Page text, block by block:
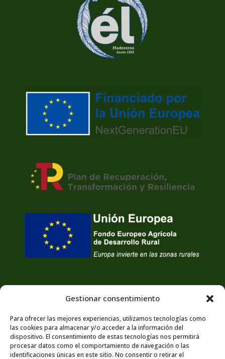
Gestionar consentimiento
Para ofrecer las mejores experiencias, utilizamos tecnologías como
las cookies para almacenar y/o acceder a la información del
dispositivo. El consentimiento de estas tecnologías nos permitirá
procesar datos como el comportamiento de navegación o las
identificaciones únicas en este sitio. No consentir o retirar el